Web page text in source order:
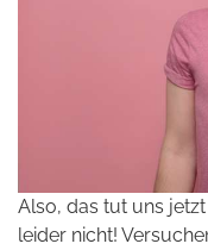
Also, das tut uns
leider nicht!